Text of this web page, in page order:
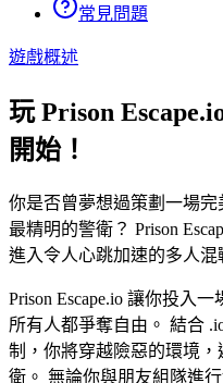
常見問題
遊戲概述
玩 Prison
開始！
你是否曾夢想過策劃一場
最精明的警衛？ Prison
進入令人心跳加速的多人混
Prison Escape.io 讓你投入
所有人都爭奪自由。 結合
制，你將穿越險惡的環境
衛。 無論你與朋友組隊進